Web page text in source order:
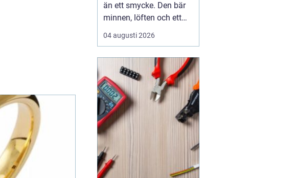
än ett smycke. Den bär
minnen, löften och ett
vardagsliv tillsammans.
Samtidigt innebär valet
vilket material håller
bäst, hur skiljer sig olika
stilar åt och hur hittar
man rätt storlek utan
stress? Med...
04 augusti 2026